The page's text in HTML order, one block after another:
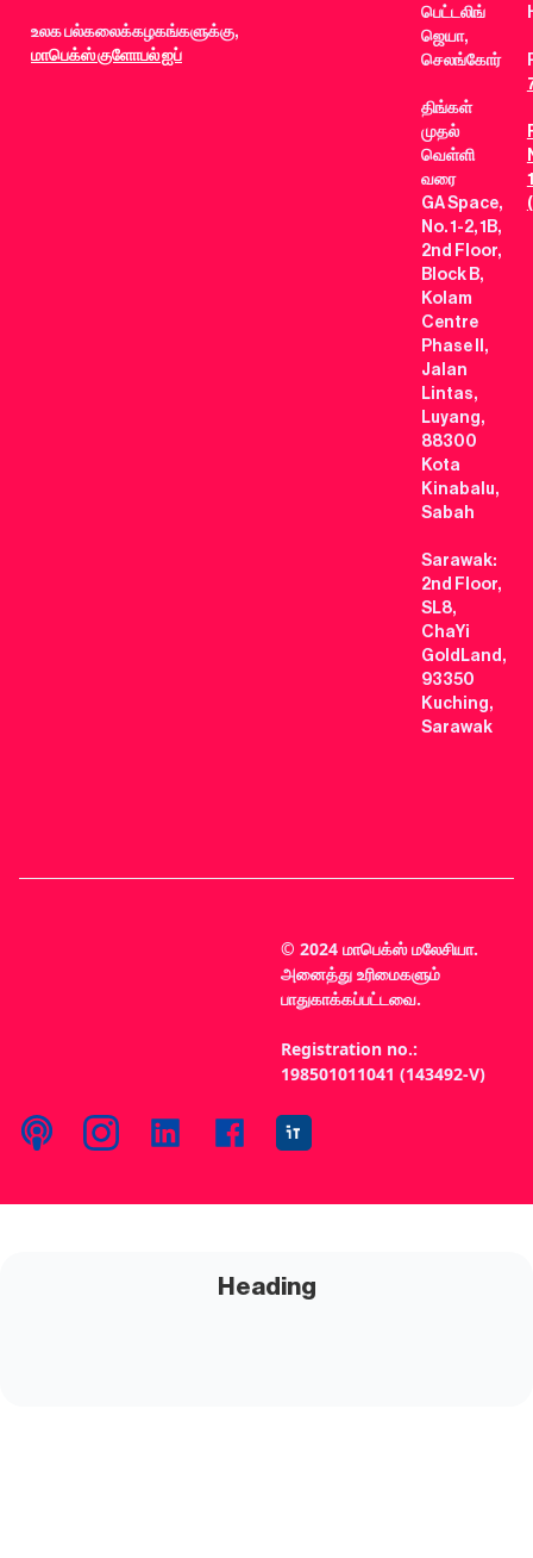
உலக பல்கலைக்கழகங்களுக்கு,
மாபெக்ஸ் குளோபல் ஐப்
பெட்டலிங்
ஜெயா,
செலங்கோர்
திங்கள்
முதல்
வெள்ளி
வரை
GA Space,
No. 1-2, 1B,
2nd Floor,
Block B,
Kolam
Centre
Phase II,
Jalan
Lintas,
Luyang,
88300
Kota
Kinabalu,
Sabah
Sarawak:
2nd Floor,
SL8,
ChaYi
GoldLand,
93350
Kuching,
Sarawak
© 2024 மாபெக்ஸ் மலேசியா.
அனைத்து உரிமைகளும்
பாதுகாக்கப்பட்டவை.
Registration no.:
198501011041 (143492-V)
Heading